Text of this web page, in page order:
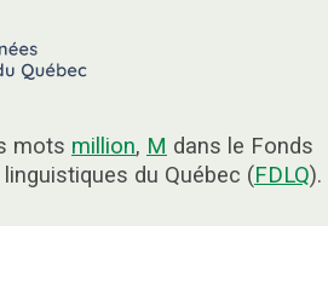
mots million, M dans le Fonds
du Québec (FDLQ).